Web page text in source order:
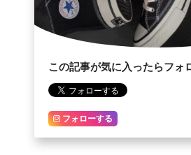
この記事が気に入ったらフォ
フォローする